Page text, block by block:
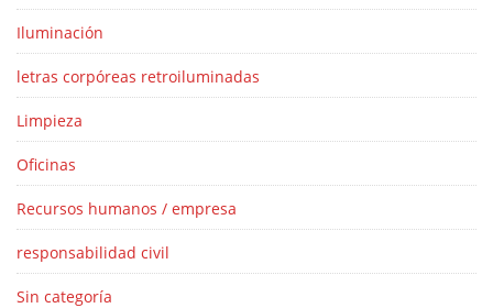
Iluminación
letras corpóreas retroiluminadas
Limpieza
Oficinas
Recursos humanos / empresa
responsabilidad civil
Sin categoría